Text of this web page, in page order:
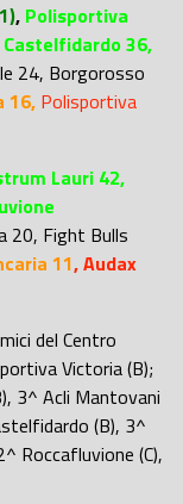
, Polisportiva
36,
24, Borgorosso
16, Polisportiva
Lauri 42,
20, Fight Bulls
11, Audax
del Centro
Victoria (B);
3^ Acli Mantovani
(B), 3^
Roccafluvione (C),